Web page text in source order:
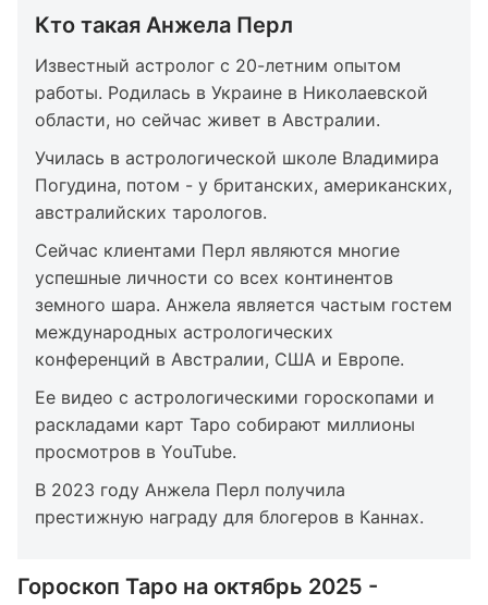
Кто такая Анжела Перл
Известный астролог с 20-летним опытом
работы. Родилась в Украине в Николаевской
области, но сейчас живет в Австралии.
Училась в астрологической школе Владимира
Погудина, потом - у британских, американских,
австралийских тарологов.
Сейчас клиентами Перл являются многие
успешные личности со всех континентов
земного шара. Анжела является частым гостем
международных астрологических
конференций в Австралии, США и Европе.
Ее видео с астрологическими гороскопами и
раскладами карт Таро собирают миллионы
просмотров в YouTube.
В 2023 году Анжела Перл получила
престижную награду для блогеров в Каннах.
Гороскоп Таро на октябрь 2025 -